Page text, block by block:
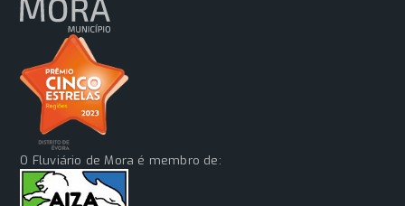
O Fluviário de Mora é membro de: